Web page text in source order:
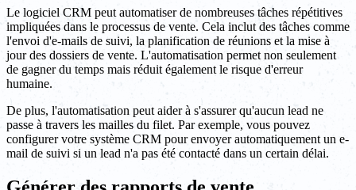
Le logiciel CRM peut automatiser de nombreuses tâches répétitives
impliquées dans le processus de vente. Cela inclut des tâches comme
l'envoi d'e-mails de suivi, la planification de réunions et la mise à
jour des dossiers de vente. L'automatisation permet non seulement
de gagner du temps mais réduit également le risque d'erreur
humaine.
De plus, l'automatisation peut aider à s'assurer qu'aucun lead ne
passe à travers les mailles du filet. Par exemple, vous pouvez
configurer votre système CRM pour envoyer automatiquement un e-
mail de suivi si un lead n'a pas été contacté dans un certain délai.